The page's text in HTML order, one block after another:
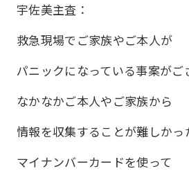
宇佐美主査：
救急現場でご家族やご本人が
パニックになっている事案がご
なかなかご本人やご家族から
情報を収集することが難しかっ
マイナンバーカードを使って